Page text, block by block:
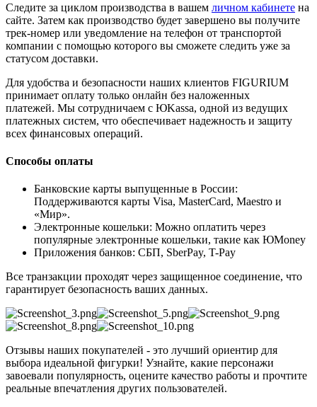
Следите за циклом производства в вашем личном кабинете на
сайте. Затем как производство будет завершено вы получите
трек-номер или уведомление на телефон от транспортой
компании с помощью которого вы сможете следить уже за
статусом доставки.
Для удобства и безопасности наших клиентов FIGURIUM
принимает оплату только онлайн без наложенных
платежей. Мы сотрудничаем с ЮKassa, одной из ведущих
платежных систем, что обеспечивает надежность и защиту
всех финансовых операций.
Способы оплаты
Банковские карты выпущенные в России:
Поддерживаются карты Visa, MasterCard, Maestro и
«Мир».
Электронные кошельки: Можно оплатить через
популярные электронные кошельки, такие как ЮMoney
Приложения банков: СБП, SberPay, T-Pay
Все транзакции проходят через защищенное соединение, что
гарантирует безопасность ваших данных.
Отзывы наших покупателей - это лучший ориентир для
выбора идеальной фигурки! Узнайте, какие персонажи
завоевали популярность, оцените качество работы и прочтите
реальные впечатления других пользователей.